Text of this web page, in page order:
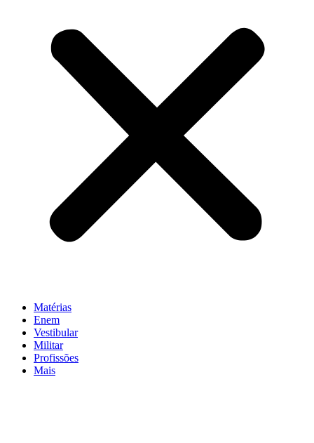
Matérias
Enem
Vestibular
Militar
Profissões
Mais